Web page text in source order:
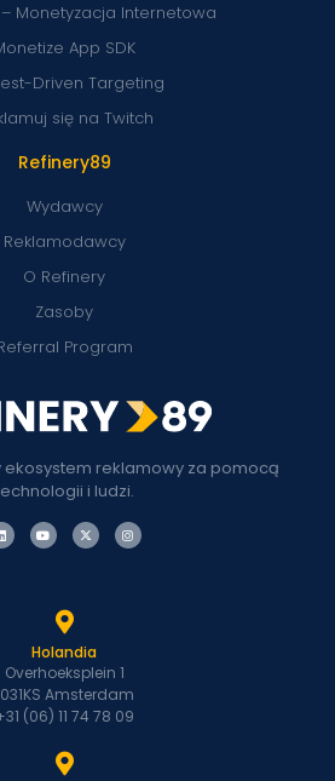
ekosystem reklamowy za pomocą
i ludzi.
Refinery89
Wydawcy
Reklamodawcy
O Refinery
Zasoby
Program
Monetyzacja Internetowa
App SDK
Driven Targeting
się na Twitch
Holandia
Overhoeksplein 1
Amsterdam
(06) 11 74 78 09